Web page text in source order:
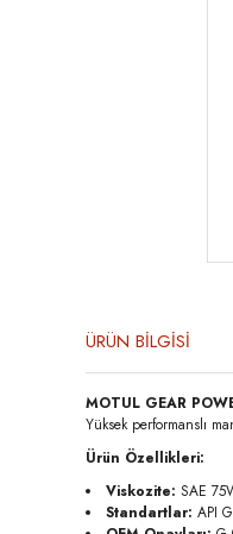
ÜRÜN BİLGİSİ
MOTUL GEAR
Yüksek performanslı
Ürün Özellikleri:
Viskozite: SAE
Standartlar: API